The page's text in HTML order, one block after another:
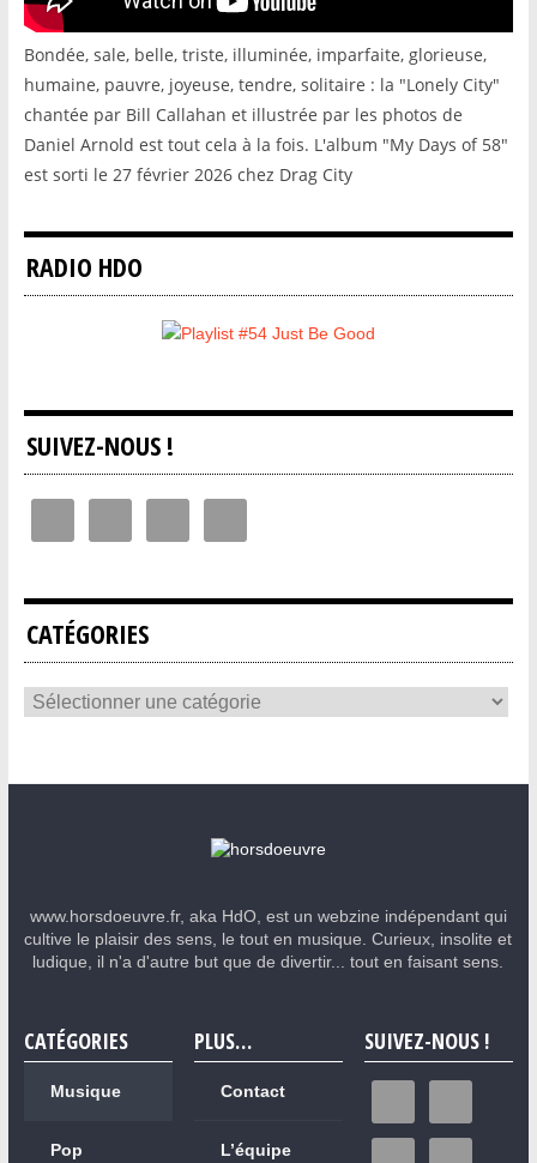
Bondée, sale, belle, triste, illuminée, imparfaite, glorieuse,
humaine, pauvre, joyeuse, tendre, solitaire : la "Lonely City"
chantée par Bill Callahan et illustrée par les photos de
Daniel Arnold est tout cela à la fois. L'album "My Days of 58"
est sorti le 27 février 2026 chez Drag City
RADIO HDO
SUIVEZ-NOUS !
CATÉGORIES
www.horsdoeuvre.fr, aka HdO, est un webzine indépendant qui
cultive le plaisir des sens, le tout en musique. Curieux, insolite et
ludique, il n'a d'autre but que de divertir... tout en faisant sens.
CATÉGORIES
Musique
Pop
PLUS…
Contact
L’équipe
SUIVEZ-NOUS !